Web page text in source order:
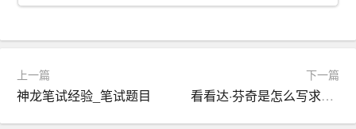
档，如合同、报告、邀请函等。智能模板和自动排版功能
2. 教育培训：教师和学生可以使用AI文档生成器制作课
件、教案、试卷等。丰富的模板库和自动排版功能可以让
上一篇
神龙笔试经验_笔试题目
下一篇
看看达·芬奇是怎么写求职信的_如何写求职信